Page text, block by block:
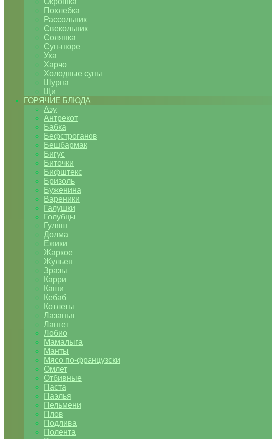
Окрошка
Похлебка
Рассольник
Свекольник
Солянка
Суп-пюре
Уха
Харчо
Холодные супы
Шурпа
Щи
ГОРЯЧИЕ БЛЮДА
Азу
Антрекот
Бабка
Бефстроганов
Бешбармак
Бигус
Биточки
Бифштекс
Бризоль
Буженина
Вареники
Галушки
Голубцы
Гуляш
Долма
Ежики
Жаркое
Жульен
Зразы
Карри
Каши
Кебаб
Котлеты
Лазанья
Лангет
Лобио
Мамалыга
Манты
Мясо по-французски
Омлет
Отбивные
Паста
Паэлья
Пельмени
Плов
Подлива
Полента